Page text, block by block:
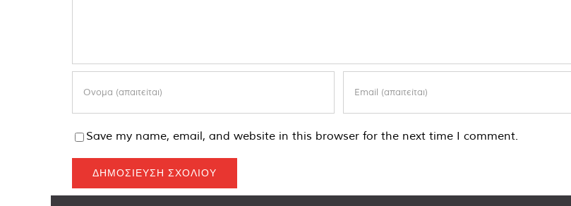
Save my name, email, and website in this browser for the next time I comment.